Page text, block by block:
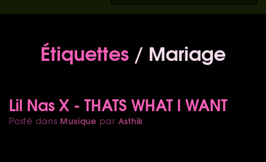
Étiquettes / Mariage
Lil Nas X - THATS WHAT I WANT
Posté dans Musique par Asthik